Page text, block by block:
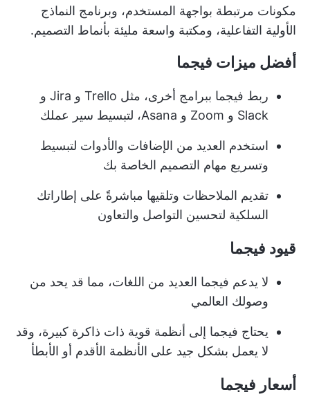
مكونات مرتبطة بواجهة المستخدم، وبرنامج النماذج
الأولية التفاعلية، ومكتبة واسعة مليئة بأنماط التصميم.
أفضل ميزات فيجما
ربط فيجما ببرامج أخرى، مثل Trello و Jira و
Slack و Zoom و Asana، لتبسيط سير عملك
استخدم العديد من الإضافات والأدوات لتبسيط
وتسريع مهام التصميم الخاصة بك
تقديم الملاحظات وتلقيها مباشرةً على إطاراتك
السلكية لتحسين التواصل والتعاون
قيود فيجما
لا يدعم فيجما العديد من اللغات، مما قد يحد من
وصولك العالمي
يحتاج فيجما إلى أنظمة قوية ذات ذاكرة كبيرة، وقد
لا يعمل بشكل جيد على الأنظمة الأقدم أو الأبطأ
أسعار فيجما